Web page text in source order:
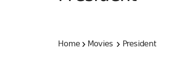
Home Movies President